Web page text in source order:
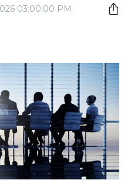
03:00:00 PM